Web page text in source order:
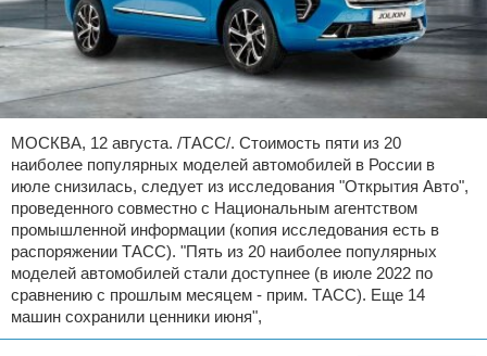
МОСКВА, 12 августа. /ТАСС/. Стоимость пяти из 20
наиболее популярных моделей автомобилей в России в
июле снизилась, следует из исследования "Открытия Авто",
проведенного совместно с Национальным агентством
промышленной информации (копия исследования есть в
распоряжении ТАСС). "Пять из 20 наиболее популярных
моделей автомобилей стали доступнее (в июле 2022 по
сравнению с прошлым месяцем - прим. ТАСС). Еще 14
машин сохранили ценники июня",